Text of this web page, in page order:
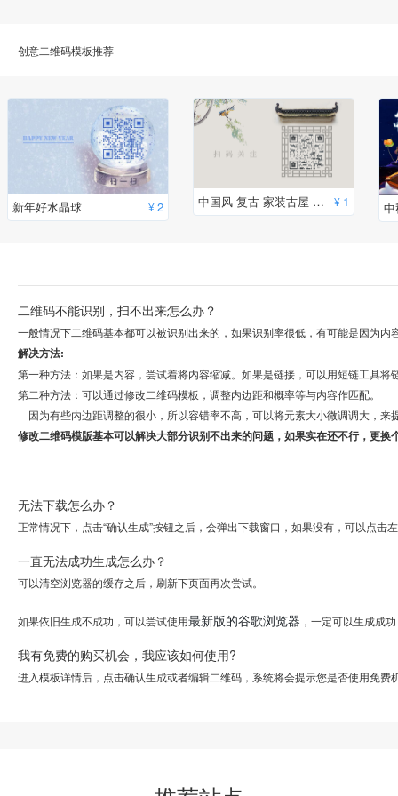
创意二维码模板推荐
新年好水晶球 ¥2 中国风 复古 家装古屋 简约二维码模板 ¥ 1
二维码不能识别，扫不出来怎么办？
一般情况下二维码基本都可以被识别出来的，如果识别率很低，有可能是因为内
解决方法:
第一种方法：如果是内容，尝试着将内容缩减。如果是链接，可以用短链工具将
第二种方法：可以通过修改二维码模板，调整内边距和概率等与内容作匹配。
因为有些内边距调整的很小，所以容错率不高，可以将元素大小微调调大，来
修改二维码模版基本可以解决大部分识别不出来的问题，如果实在还不行，更换
无法下载怎么办？
正常情况下，点击“确认生成”按钮之后，会弹出下载窗口，如果没有，可以点击
一直无法成功生成怎么办？
可以清空浏览器的缓存之后，刷新下页面再次尝试。
如果依旧生成不成功，可以尝试使用最新版的谷歌浏览器 ，一定可以生成成
我有免费的购买机会，我应该如何使用?
进入模板详情后，点击确认生成或者编辑二维码，系统将会提示您是否使用免费